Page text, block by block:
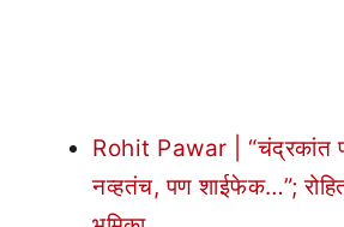
Rohit Pawar | “चंद्रकांत
नव्हतंच, पण शाईफेक…”;